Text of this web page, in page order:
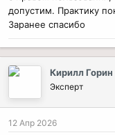
допустим. Практику
Заранее спасибо
Кирилл Горин
Эксперт
12 Апр 2026